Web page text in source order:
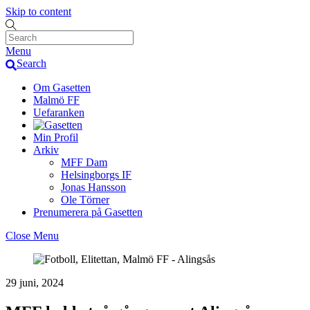
Skip to content
Menu
Search
Om Gasetten
Malmö FF
Uefaranken
Min Profil
Arkiv
MFF Dam
Helsingborgs IF
Jonas Hansson
Ole Törner
Prenumerera på Gasetten
Close Menu
29 juni, 2024